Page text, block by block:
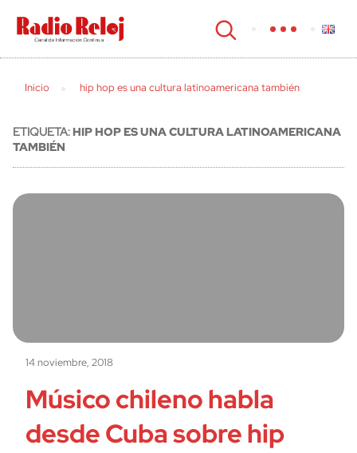
cerrar
Inicio hip hop es una cultura latinoamericana también
ETIQUETA:HIP HOP ES UNA CULTURA LATINOAMERICANA
TAMBIÉN
14 noviembre, 2018
Músico chileno habla
desde Cuba sobre hip